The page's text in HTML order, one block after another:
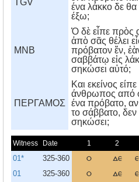
TGV
ένα λάκκο δε θα
έξω;
MNB
Ὁ δὲ εἶπε πρὸς
ἀπὸ σᾶς θέλει
πρόβατον ἕν,
σαββάτῳ εἰς
σηκώσει αὐτό;
ΠΕΡΓΑΜΟΣ
Kαι εκείνος
άνθρωπος από
ένα πρόβατο,
το σάββατο, δεν
σηκώσει;
Witness Date 1 2
01* 325-360 ο δε
01 325-360 ο δε